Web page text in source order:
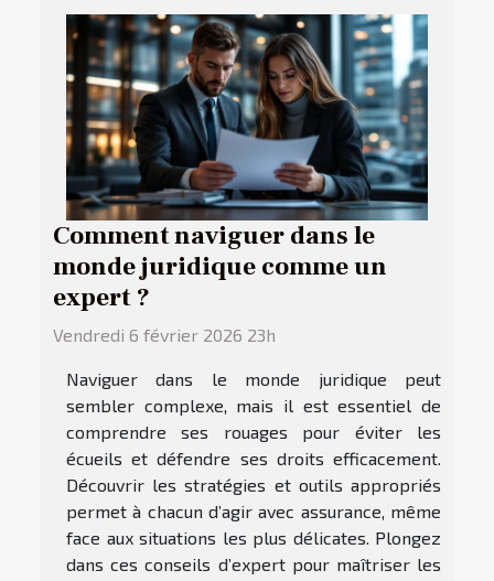
Comment naviguer dans le
monde juridique comme un
expert ?
Vendredi 6 février 2026 23h
Naviguer dans le monde juridique peut
sembler complexe, mais il est essentiel de
comprendre ses rouages pour éviter les
écueils et défendre ses droits efficacement.
Découvrir les stratégies et outils appropriés
permet à chacun d’agir avec assurance, même
face aux situations les plus délicates. Plongez
dans ces conseils d’expert pour maîtriser les